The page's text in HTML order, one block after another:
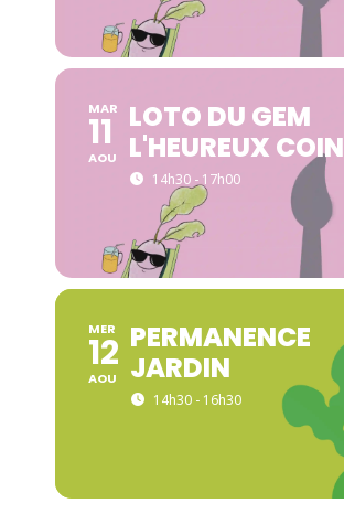
MAR
11
AOU
LOTO DU GEM
L'HEUREUX COIN
14h30 - 17h00
MER
12
AOU
PERMANENCE
JARDIN
14h30 - 16h30